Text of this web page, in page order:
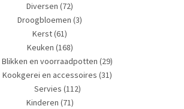
Diversen (72)
Droogbloemen (3)
Kerst(61)
Keuken (168)
Blikken en voorraadpotten (29)
Kookgerei en accessoires (31)
Servies (112)
Kinderen (71)